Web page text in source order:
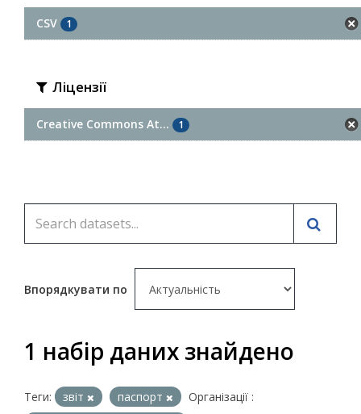
CSV 1
Ліцензії
Creative Commons At... 1
Впорядкувати по
1 набір даних знайдено
Теги: звіт паспорт
Організації :